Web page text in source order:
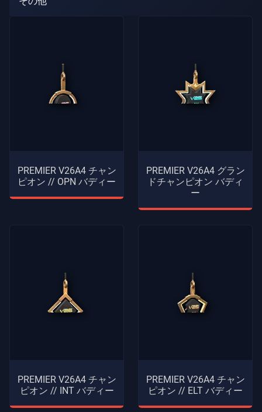
PREMIER V26A4 チャン
ピオン // OPN バディー
PREMIER V26A4 グラン
ドチャンピオン バディ
ー
PREMIER V26A4 チャン
ピオン // INT バディー
PREMIER V26A4 チャン
ピオン // ELT バディー